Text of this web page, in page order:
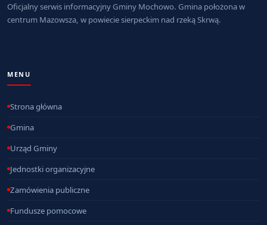
Oficjalny serwis informacyjny Gminy Mochowo. Gmina położona w
centrum Mazowsza, w powiecie sierpeckim nad rzeką Skrwą.
MENU
Strona główna
Gmina
Urząd Gminy
Jednostki organizacyjne
Zamówienia publiczne
Fundusze pomocowe